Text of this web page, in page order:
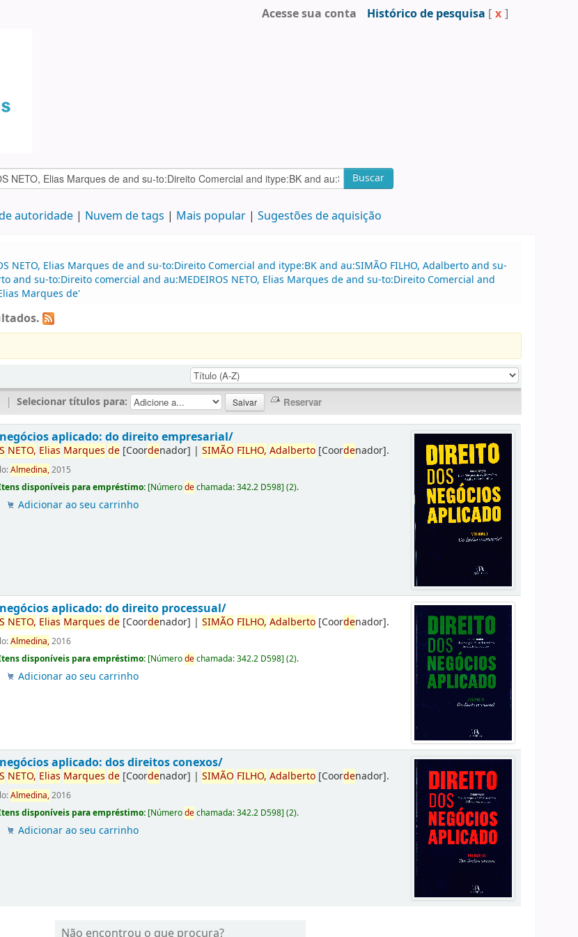
Acesse sua conta Histórico de pesquisa [ x ]
Buscar
autoridade Nuvem de tags Mais popular Sugestões de aquisição
NETO, Elias Marques de and su-to:Direito Comercial and itype:BK and au:SIMÃO FILHO, Adalberto and su-
and su-to:Direito comercial and au:MEDEIROS NETO, Elias Marques de and su-to:Direito Comercial and
Marques de'
| Selecionar títulos para:
aplicado: do direito empresarial/
NETO, Elias Marques de [Coordenador] |SIMÃO FILHO, Adalberto [Coordenador].
Almedina,2015
disponíveis para empréstimo: [Númerodechamada:342.2 D598](2).
Adicionar ao seu carrinho
aplicado: do direito processual/
NETO, Elias Marques de [Coordenador] |SIMÃO FILHO, Adalberto [Coordenador].
Almedina,2016
disponíveis para empréstimo: [Númerodechamada:342.2 D598](2).
Adicionar ao seu carrinho
aplicado: dos direitos conexos/
NETO, Elias Marques de [Coordenador] |SIMÃO FILHO, Adalberto [Coordenador].
Almedina,2016
disponíveis para empréstimo: [Númerodechamada:342.2 D598](2).
Adicionar ao seu carrinho